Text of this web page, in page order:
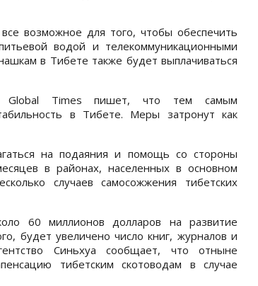
возможное для того, чтобы обеспечить
водой и телекоммуникационными
в Тибете также будет выплачиваться
Global Times пишет, что тем самым
в Тибете. Меры затронут как
на подаяния и помощь со стороны
в районах, населенных в основном
случаев самосожжения тибетских
60 миллионов долларов на развитие
будет увеличено число книг, журналов и
Синьхуа сообщает, что отныне
тибетским скотоводам в случае